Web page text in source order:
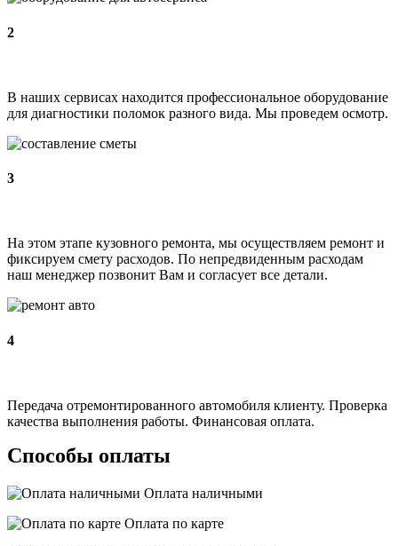
2
В наших сервисах находится профессиональное оборудование
для диагностики поломок разного вида. Мы проведем осмотр.
3
На этом этапе кузовного ремонта, мы осуществляем ремонт и
фиксируем смету расходов. По непредвиденным расходам
наш менеджер позвонит Вам и согласует все детали.
4
Передача отремонтированного автомобиля клиенту. Проверка
качества выполнения работы. Финансовая оплата.
Способы оплаты
Оплата наличными
Оплата по карте